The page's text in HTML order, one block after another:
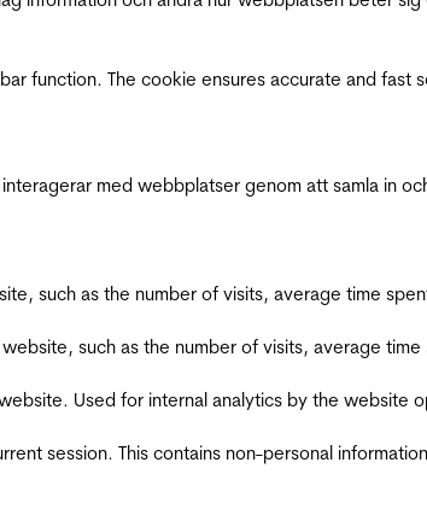
function. The cookie ensures accurate and fast
med webbplatser genom att samla in
such as the number of visits, average time
such as the number of visits, average
Used for internal analytics by the website
session. This contains non-personal